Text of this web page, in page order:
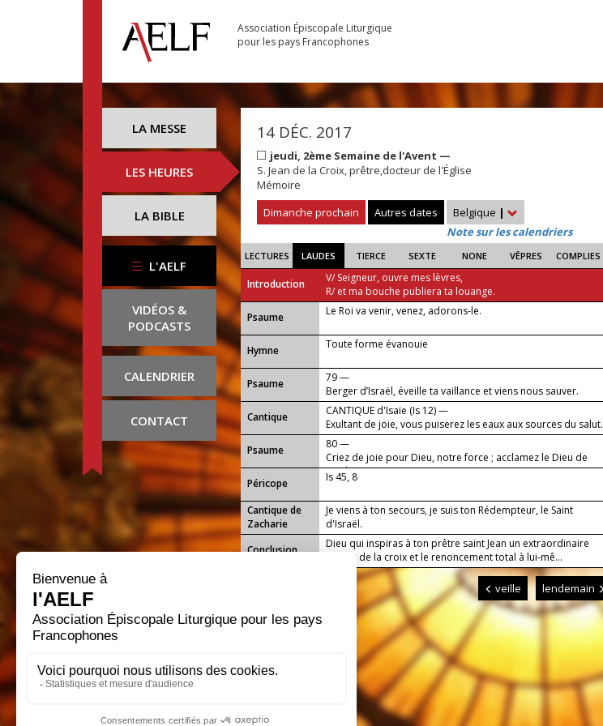
Association Épiscopale Liturgique
pour les pays Francophones
LA MESSE
LES HEURES
LA BIBLE
L'AELF
VIDÉOS &
PODCASTS
CALENDRIER
CONTACT
14 DÉC. 2017
jeudi, 2ème Semaine de l'Avent —
S. Jean de la Croix, prêtre,docteur de l'Église
Mémoire
Dimanche prochain
Autres dates Belgique |
Note sur les calendriers
LECTURES LAUDES TIERCE SEXTE NONE VÊPRES COMPLIES
Introduction
V/ Seigneur, ouvre mes lèvres,
R/ et ma bouche publiera ta louange.
Psaume
Le Roi va venir, venez, adorons-le.
Hymne Toute forme évanouie
Psaume
79 —
Berger d’Israël, éveille ta vaillance et viens nous sauver.
Cantique
CANTIQUE d'Isaïe (Is 12) —
Exultant de joie, vous puiserez les eaux aux sources du salut.
Psaume
80 —
Criez de joie pour Dieu, notre force ; acclamez le Dieu de
Jacob.
Péricope
Is 45, 8
Cantique de
Zacharie
Je viens à ton secours, je suis ton Rédempteur, le Saint
d'Israël.
Conclusion
Dieu qui inspiras à ton prêtre saint Jean un extraordinaire
amour de la croix et le renoncement total à lui-mê...
veille lendemain